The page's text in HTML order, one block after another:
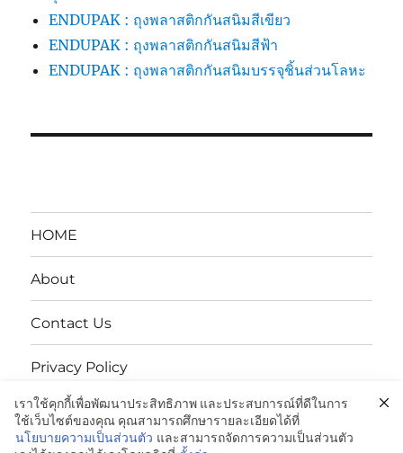
ENDUPAK : ถุงพลาสติกกันสนิมสีเขียว
ENDUPAK : ถุงพลาสติกกันสนิมสีฟ้า
ENDUPAK : ถุงพลาสติกกันสนิมบรรจุชิ้นส่วนโลหะ
HOME
About
Contact Us
Privacy Policy
นโยบายความเป็นส่วนตัว
เราใช้คุกกี้เพื่อพัฒนาประสิทธิภาพ และประสบการณ์ที่ดีในการ
ใช้เว็บไซต์ของคุณ คุณสามารถศึกษารายละเอียดได้ที่
นโยบายความเป็นส่วนตัว และสามารถจัดการความเป็นส่วนตัว